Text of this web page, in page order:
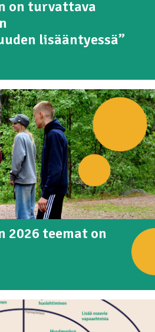
on turvattava
lisääntyessä”
2026 teemat on